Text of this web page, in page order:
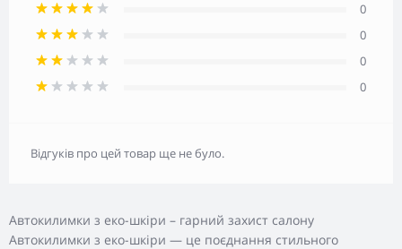
Автокилимки з еко-шкіри – гарний захист салону
Автокилимки з еко-шкіри — це поєднання стильного
0
0
0
0
Відгуків про цей товар ще не було.